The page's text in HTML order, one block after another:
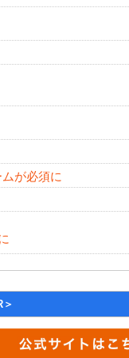
が必須に
＞